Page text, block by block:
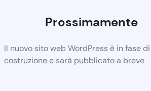
Prossimamente
Il nuovo sito web WordPress è in fase di
costruzione e sarà pubblicato a breve